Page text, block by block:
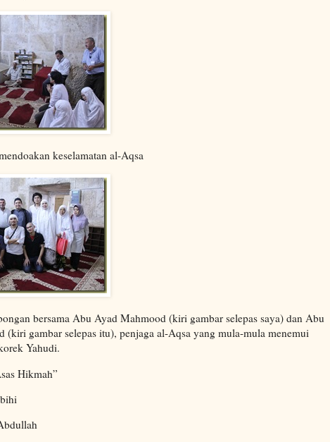
keselamatan al-Aqsa
bersama Abu Ayad Mahmood (kiri gambar selepas saya) dan Abu
(kiri gambar selepas itu), penjaga al-Aqsa yang mula-mula menemui
Yahudi.
Hikmah”